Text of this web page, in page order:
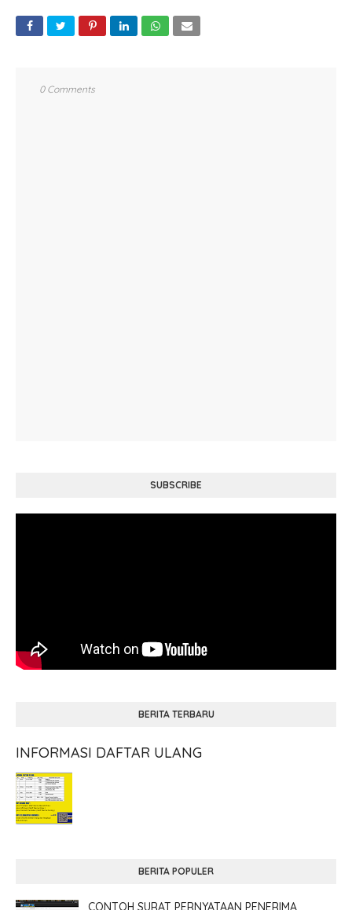
0 Comments
SUBSCRIBE
BERITA TERBARU
INFORMASI DAFTAR ULANG
BERITA POPULER
CONTOH SURAT PERNYATAAN PENERIMA